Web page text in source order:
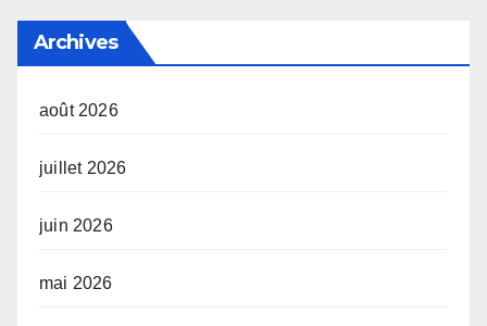
Archives
août 2026
juillet 2026
juin 2026
mai 2026